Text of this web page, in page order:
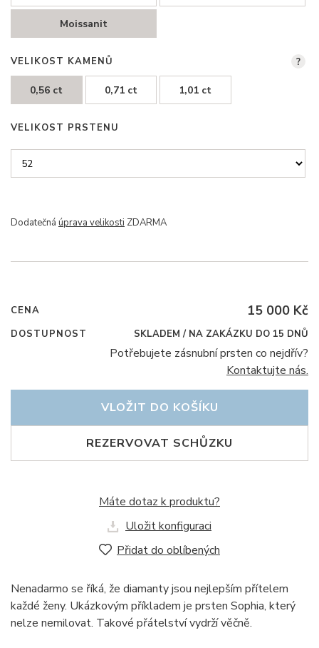
Moissanit
VELIKOST KAMENŮ
0,56 ct 0,71 ct 1,01 ct
?
VELIKOST PRSTENU
Dodatečná úprava velikosti ZDARMA
CENA 15 000 Kč
DOSTUPNOST SKLADEM / NA ZAKÁZKU DO 15 DNŮ
Potřebujete zásnubní prsten co nejdřív?
Kontaktujte nás.
REZERVOVAT SCHŮZKU
VLOŽIT DO KOŠÍKU
Máte dotaz k produktu?
Uložit konfiguraci
Přidat do oblíbených
Nenadarmo se říká, že diamanty jsou nejlepším přítelem
každé ženy. Ukázkovým příkladem je prsten Sophia, který
nelze nemilovat. Takové přátelství vydrží věčně.